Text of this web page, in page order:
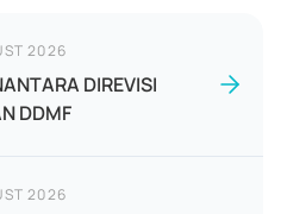
2026
DIREVISI
DDMF
2026